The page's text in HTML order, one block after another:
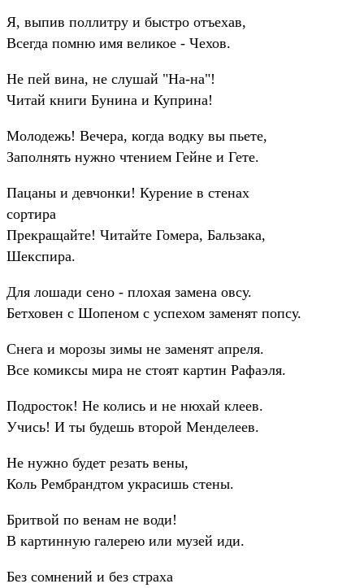
Я, выпив поллитру и быстро отъехав,
Всегда помню имя великое - Чехов.
Не пей вина, не слушай "На-на"!
Читай книги Бунина и Куприна!
Молодежь! Вечера, когда водку вы пьете,
Заполнять нужно чтением Гейне и Гете.
Пацаны и девчонки! Курение в стенах
сортира
Прекращайте! Читайте Гомера, Бальзака,
Шекспира.
Для лошади сено - плохая замена овсу.
Бетховен с Шопеном с успехом заменят попсу.
Снега и морозы зимы не заменят апреля.
Все комиксы мира не стоят картин Рафаэля.
Подросток! Не колись и не нюхай клеев.
Учись! И ты будешь второй Менделеев.
Не нужно будет резать вены,
Коль Рембрандтом украсишь стены.
Бритвой по венам не води!
В картинную галерею или музей иди.
Без сомнений и без страха